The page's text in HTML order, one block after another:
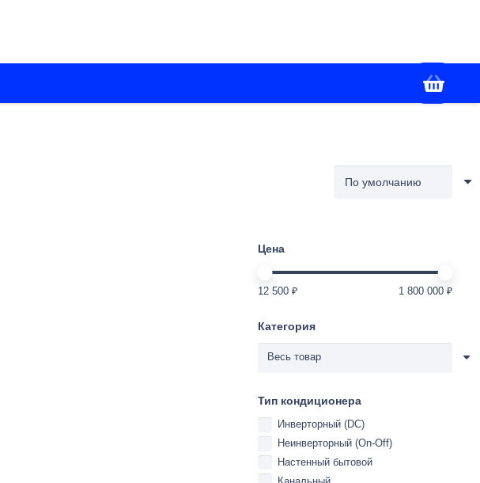
Цена
12 500 ₽ 1 800 000 ₽
Категория
Тип кондиционера
Инверторный (DC)
Неинверторный (On-Off)
Настенный бытовой